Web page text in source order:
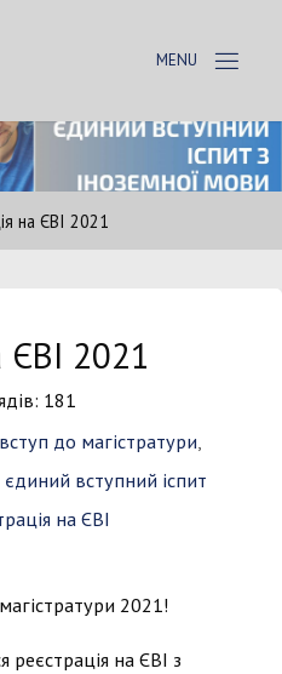
АФ
ЕД
РА
ІВ
на ЄВІ 2021
ЄВІ 2021
вступ до магістратури,
єдиний вступний іспит
на ЄВІ
181
2021!
реєстрація на ЄВІ з